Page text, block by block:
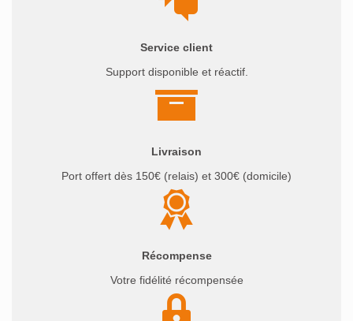
Service client
Support disponible et réactif.
Livraison
Port offert dès 150€ (relais) et 300€ (domicile)
Récompense
Votre fidélité récompensée